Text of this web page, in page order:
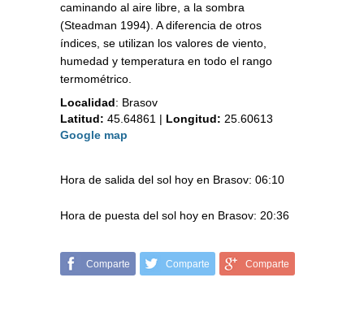
caminando al aire libre, a la sombra
(Steadman 1994). A diferencia de otros
índices, se utilizan los valores de viento,
humedad y temperatura en todo el rango
termométrico.
Localidad: Brasov
Latitud: 45.64861 | Longitud: 25.60613
Google map
Hora de salida del sol hoy en Brasov: 06:10
Hora de puesta del sol hoy en Brasov: 20:36
Comparte Comparte Comparte